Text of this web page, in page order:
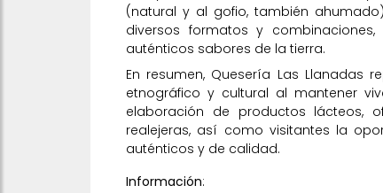
(natural y al gofio, también
diversos formatos y
auténticos sabores de la tierra.
En resumen, Quesería Las Llanadas
etnográfico y cultural al mantener
elaboración de productos lácteos,
realejeras, así como visitantes la
auténticos y de calidad.
Información: